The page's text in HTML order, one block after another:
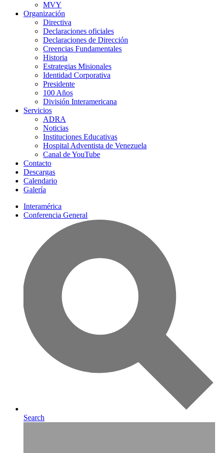
MVY
Organización
Directiva
Declaraciones oficiales
Declaraciones de Dirección
Creencias Fundamentales
Historia
Estrategias Misionales
Identidad Corporativa
Presidente
100 Años
División Interamericana
Servicios
ADRA
Noticias
Instituciones Educativas
Hospital Adventista de Venezuela
Canal de YouTube
Contacto
Descargas
Calendario
Galería
Interamérica
Conferencia General
Search